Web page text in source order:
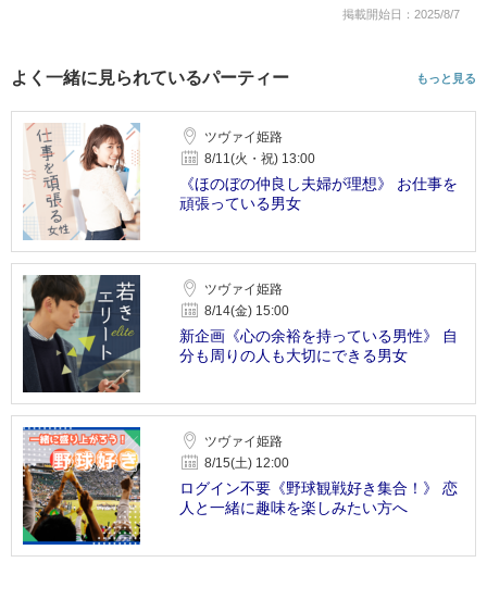
掲載開始日：2025/8/7
よく一緒に見られているパーティー もっと見る
ツヴァイ姫路
8/11(火・祝) 13:00
《ほのぼの仲良し夫婦が理想》 お仕事を
頑張っている男女
ツヴァイ姫路
8/14(金) 15:00
新企画《心の余裕を持っている男性》 自
分も周りの人も大切にできる男女
ツヴァイ姫路
8/15(土) 12:00
ログイン不要《野球観戦好き集合！》 恋
人と一緒に趣味を楽しみたい方へ